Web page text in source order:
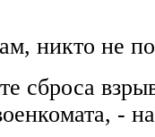
никто не
сброса
-